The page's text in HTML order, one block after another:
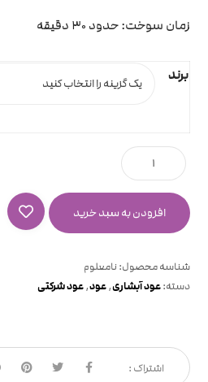
زمان سوخت: حدود 30 دقیقه
برند
افزودن به سبد خرید
شناسه محصول:نامعلوم
دسته:عود آبشاری,عود,عود شرکتی